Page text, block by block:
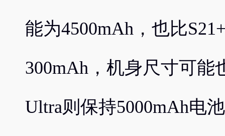
能为4500mAh，也比
300mAh，机身尺寸可能
Ultra则保持5000mAh电